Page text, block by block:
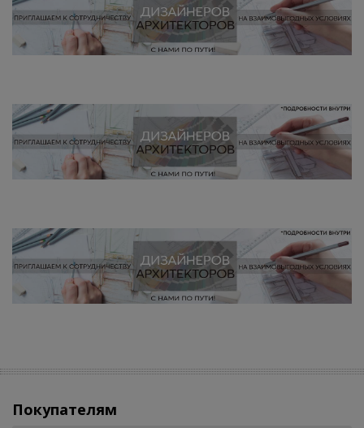
Покупателям